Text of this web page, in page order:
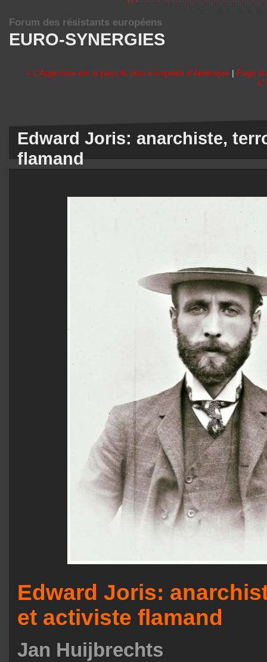
EURO-SYNERGIES
Forum des résistants européens
« L’Argentine est le pays le plus européen d’Amérique | Page
Edward Joris: anarchiste,
flamand
Edward Joris:
et activiste flamand
Jan Huijbrechts